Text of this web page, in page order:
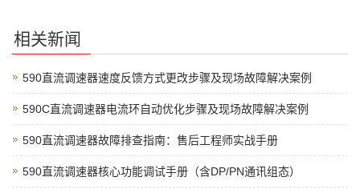
相关新闻
590直流调速器速度反馈方式更改步骤及现场故障解决案例
590C直流调速器电流环自动优化步骤及现场故障解决案例
590直流调速器故障排查指南：售后工程师实战手册
590直流调速器核心功能调试手册（含DP/PN通讯组态）